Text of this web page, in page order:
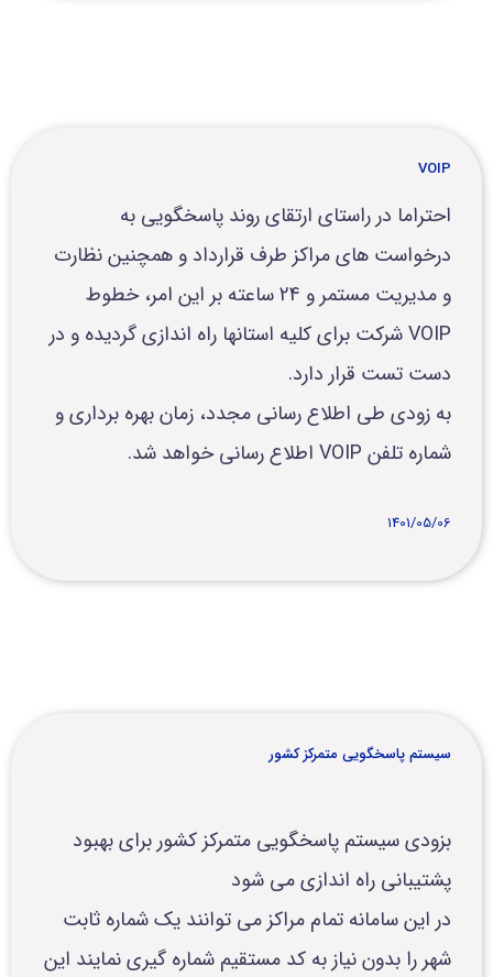
VOIP
احتراما در راستای ارتقای روند پاسخگویی به
درخواست های مراکز طرف قرارداد و همچنین نظارت
و مدیریت مستمر و 24 ساعته بر این امر، خطوط
VOIP شرکت برای کلیه استانها راه اندازی گردیده و در
دست تست قرار دارد.
به زودی طی اطلاع رسانی مجدد، زمان بهره برداری و
شماره تلفن VOIP اطلاع رسانی خواهد شد.
1401/05/06
سیستم پاسخگویی متمرکز کشور
بزودی سیستم پاسخگویی متمرکز کشور برای بهبود
پشتیبانی راه اندازی می شود
در این سامانه تمام مراکز می توانند یک شماره ثابت
شهر را بدون نیاز به کد مستقیم شماره گیری نمایند این